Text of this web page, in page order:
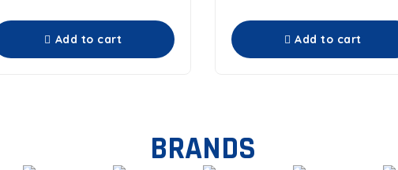
Add to cart Add to cart
BRANDS